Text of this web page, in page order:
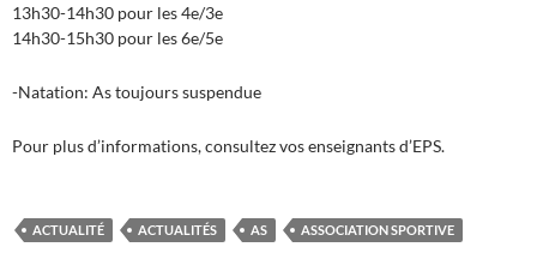
13h30-14h30 pour les 4e/3e
14h30-15h30 pour les 6e/5e
-Natation: As toujours suspendue
Pour plus d’informations, consultez vos enseignants d’EPS.
ACTUALITÉ ACTUALITÉS AS ASSOCIATION SPORTIVE